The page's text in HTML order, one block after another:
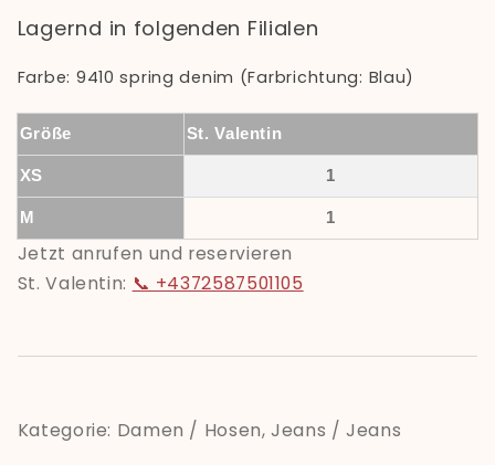
Lagernd in folgenden Filialen
Farbe: 9410 spring denim (Farbrichtung: Blau)
Größe St. Valentin
XS 1
M 1
Jetzt anrufen und reservieren
St. Valentin: 📞 +4372587501105
Kategorie: Damen / Hosen, Jeans / Jeans